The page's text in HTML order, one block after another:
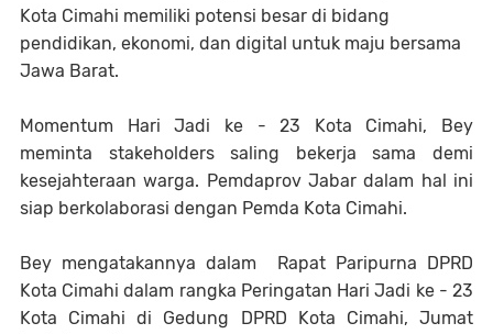
Kota Cimahi memiliki potensi besar di bidang
pendidikan, ekonomi, dan digital untuk maju bersama
Jawa Barat.
Momentum Hari Jadi ke - 23 Kota Cimahi, Bey
meminta stakeholders saling bekerja sama demi
kesejahteraan warga. Pemdaprov Jabar dalam hal ini
siap berkolaborasi dengan Pemda Kota Cimahi.
Bey mengatakannya dalam Rapat Paripurna DPRD
Kota Cimahi dalam rangka Peringatan Hari Jadi ke - 23
Kota Cimahi di Gedung DPRD Kota Cimahi, Jumat